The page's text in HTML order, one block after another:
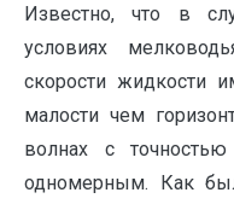
Известно, что в
условиях
скорости жидкости
малости чем
волнах с
одномерным. Как